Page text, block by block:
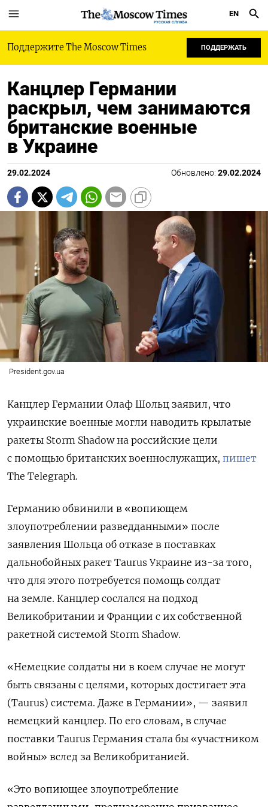
РУССКАЯ СЛУЖБА
EN
Поддержите The Moscow Times ПОДДЕРЖАТЬ
Канцлер Германии
раскрыл, чем занимаются
британские военные
в Украине
29.02.2024 Обновлено: 29.02.2024
President.gov.ua
Канцлер Германии Олаф Шольц заявил, что
украинские военные могли наводить крылатые
ракеты Storm Shadow на российские цели
с помощью британских военнослужащих, пишет
The Telegraph.
Германию обвинили в «вопиющем
злоупотреблении разведданными» после
заявления Шольца об отказе в поставках
дальнобойных ракет Taurus Украине из-за того,
что для этого потребуется помощь солдат
на земле. Канцлер сослался на подход
Великобритании и Франции с их собственной
ракетной системой Storm Shadow.
«Немецкие солдаты ни в коем случае не могут
быть связаны с целями, которых достигает эта
(Taurus) система. Даже в Германии», — заявил
немецкий канцлер. По его словам, в случае
поставки Taurus Германия стала бы «участником
войны» вслед за Великобританией.
«Это вопиющее злоупотребление